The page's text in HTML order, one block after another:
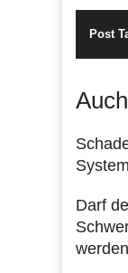
Post
Darf